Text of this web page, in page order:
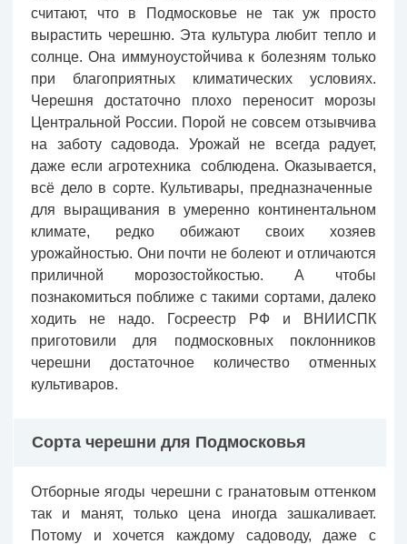
считают, что в Подмосковье не так уж просто
вырастить черешню. Эта культура любит тепло и
солнце. Она иммуноустойчива к болезням только
при благоприятных климатических условиях.
Черешня достаточно плохо переносит морозы
Центральной России. Порой не совсем отзывчива
на заботу садовода. Урожай не всегда радует,
даже если агротехника соблюдена. Оказывается,
всё дело в сорте. Культивары, предназначенные
для выращивания в умеренно континентальном
климате, редко обижают своих хозяев
урожайностью. Они почти не болеют и отличаются
приличной морозостойкостью. А чтобы
познакомиться поближе с такими сортами, далеко
ходить не надо. Госреестр РФ и ВНИИСПК
приготовили для подмосковных поклонников
черешни достаточное количество отменных
культиваров.
Сорта черешни для Подмосковья
Отборные ягоды черешни с гранатовым оттенком
так и манят, только цена иногда зашкаливает.
Потому и хочется каждому садоводу, даже с